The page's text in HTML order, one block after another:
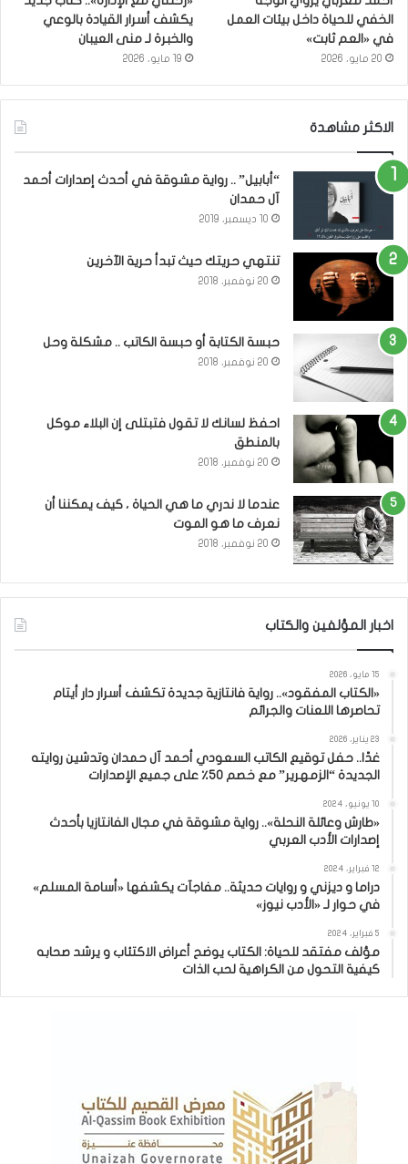
الخفي للحياة داخل بيئات العمل
في «العم ثابت»
20 مايو، 2026
يكشف أسرار القيادة بالوعي
والخبرة لـ منى العيبان
19 مايو، 2026
الاكثر مشاهدة
“أبابيل” .. رواية مشوقة في أحدث إصدارات أحمد
آل حمدان
10 ديسمبر، 2019
تنتهي حريتك حيث تبدأ حرية الآخرين
20 نوفمبر، 2018
حبسة الكتابة أو حبسة الكاتب .. مشكلة وحل
20 نوفمبر، 2018
احفظ لسانك لا تقول فتبتلى إن البلاء موكل
بالمنطق
20 نوفمبر، 2018
عندما لا ندري ما هي الحياة ، كيف يمكننا أن
نعرف ما هو الموت
20 نوفمبر، 2018
اخبار المؤلفين والكتاب
15 مايو، 2026
«الكتاب المفقود».. رواية فانتازية جديدة تكشف أسرار دار أيتام
تحاصرها اللعنات والجرائم
23 يناير، 2026
غدًا.. حفل توقيع الكاتب السعودي أحمد آل حمدان وتدشين روايته
الجديدة “الزمهرير” مع خصم 50٪ على جميع الإصدارات
10 يونيو، 2024
«طارش وعائلة النحلة».. رواية مشوقة في مجال الفانتازيا بأحدث
إصدارات الأدب العربي
12 فبراير، 2024
دراما و ديزني و روايات حديثة.. مفاجآت يكشفها «أسامة المسلم»
في حوار لـ «الأدب نيوز»
5 فبراير، 2024
مؤلف مفتقد للحياة: الكتاب يوضح أعراض الاكتئاب و يرشد صحابه
كيفية التحول من الكراهية لحب الذات